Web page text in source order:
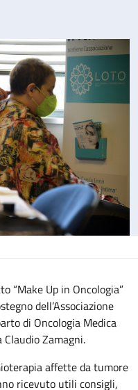
“Make Up in Oncologia”
dell’Associazione
di Oncologia Medica
Zamagni.
affette da tumore
ricevuto utili consigli,